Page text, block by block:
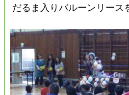
だるま入りバルーンリース